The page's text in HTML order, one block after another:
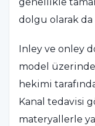
dolgu olarak da
Inley ve onley
model
hekimi
Kanal tedavisi
materyallerle